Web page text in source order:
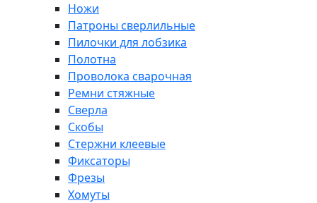
Ножи
Патроны сверлильные
Пилочки для лобзика
Полотна
Проволока сварочная
Ремни стяжные
Сверла
Скобы
Стержни клеевые
Фиксаторы
Фрезы
Хомуты